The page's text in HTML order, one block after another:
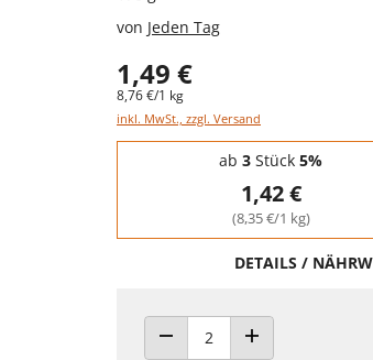
von Jeden Tag
1,49 €
8,76 €/1 kg
inkl. MwSt., zzgl. Versand
Staffelpreise - Mengenrabatt
ab 3 Stück 5%
1,42 €
(8,35 €/1 kg)
DETAILS /
ANZAHL VERRINGERNANZAHL ERHÖHEN